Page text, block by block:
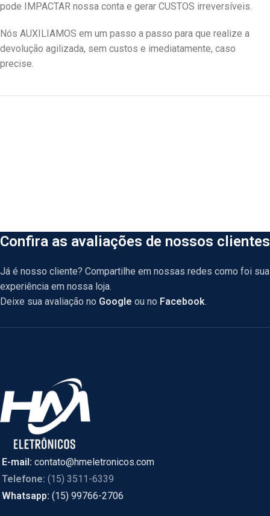
pode IMPACTAR nossa conta e gerar CUSTOS irreversíveis.
Nós AUXILIAMOS em um passo a passo para que realize a
devolução agilizada, sem custos e imediatamente, caso
precise.
Confira as avaliações de nossos clientes
Já é nosso cliente? Compartilhe em nossas redes como foi sua
experiência em nossa loja.
Deixe sua avaliação no Google ou no Facebook.
E-mail: contato@hmeletronicos.com
Telefone: (15) 3511-6339
Whatsapp: (15) 99766-2706